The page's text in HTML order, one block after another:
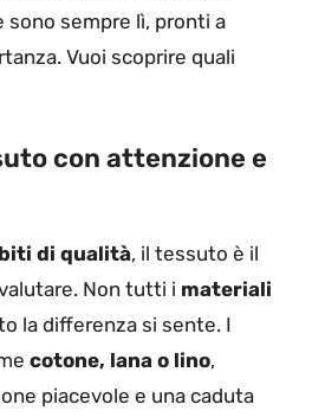
sono sempre lì, pronti a
Vuoi scoprire quali
con attenzione e
di qualità, il tessuto è il
Non tutti i materiali
la differenza si sente. I
cotone, lana o lino,
piacevole e una caduta